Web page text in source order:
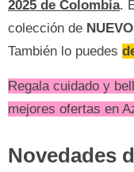
2025 de Colombia.
colección de
También lo puedes
Regala cuidado y
mejores ofertas en
Novedades